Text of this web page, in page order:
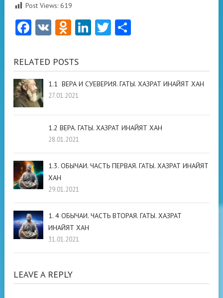
Post Views: 619
Facebook
VK Odnoklassniki
LinkedIn
Twitter
RELATED POSTS
1.1 ВЕРА И СУЕВЕРИЯ. ГАТЫ. ХАЗРАТ ИНАЙЯТ ХАН
27.01.2021
1.2 ВЕРА. ГАТЫ. ХАЗРАТ ИНАЙЯТ ХАН
28.01.2021
1.3. ОБЫЧАИ. ЧАСТЬ ПЕРВАЯ. ГАТЫ. ХАЗРАТ ИНАЙЯТ
ХАН
29.01.2021
1. 4 ОБЫЧАИ. ЧАСТЬ ВТОРАЯ. ГАТЫ. ХАЗРАТ
ИНАЙЯТ ХАН
31.01.2021
LEAVE A REPLY